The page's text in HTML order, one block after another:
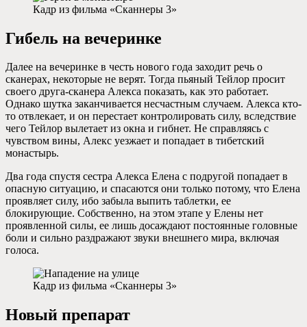
Кадр из фильма «Сканнеры 3»
Гибель на вечеринке
Далее на вечеринке в честь нового года заходит речь о
сканерах, некоторые не верят. Тогда пьяный Тейлор просит
своего друга-сканера Алекса показать, как это работает.
Однако шутка заканчивается несчастным случаем. Алекса кто-
то отвлекает, и он перестает контролировать силу, вследствие
чего Тейлор вылетает из окна и гибнет. Не справляясь с
чувством вины, Алекс уезжает и попадает в тибетский
монастырь.
Два года спустя сестра Алекса Елена с подругой попадает в
опасную ситуацию, и спасаются они только потому, что Елена
проявляет силу, ибо забыла выпить таблетки, ее
блокирующие. Собственно, на этом этапе у Елены нет
проявленной силы, ее лишь досаждают постоянные головные
боли и сильно раздражают звуки внешнего мира, включая
голоса.
Кадр из фильма «Сканнеры 3»
Новый препарат